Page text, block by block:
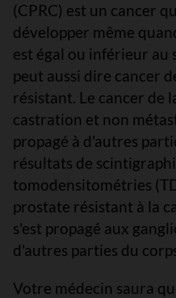
(CPRC) est un cancer
développer même
est égal ou inférieur au
peut aussi dire cancer
résistant. Le cancer de
castration et non
propagé à d'autres
résultats de
tomodensitométries
prostate résistant à la
s'est propagé aux
d'autres parties du
Votre médecin saura